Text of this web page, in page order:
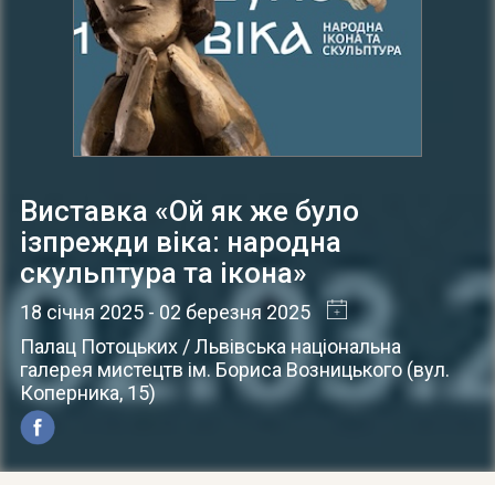
ДОВІДКА
Виставка «Ой як же було
ізпрежди віка: народна
скульптура та ікона»
18 січня 2025- 02 березня 2025
Палац Потоцьких / Львівська національна
галерея мистецтв ім. Бориса Возницького (вул.
Коперника, 15)